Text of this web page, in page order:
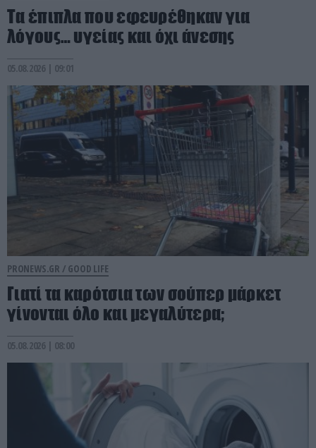
Τα έπιπλα που εφευρέθηκαν για
λόγους… υγείας και όχι άνεσης
05.08.2026 | 09:01
PRONEWS.GR / GOOD LIFE
Γιατί τα καρότσια των σούπερ μάρκετ
γίνονται όλο και μεγαλύτερα;
05.08.2026 | 08:00